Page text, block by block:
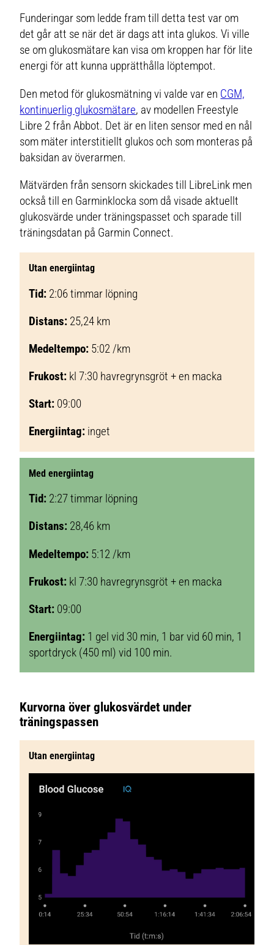
Funderingar som ledde fram till detta test var om
det går att se när det är dags att inta glukos. Vi ville
se om glukosmätare kan visa om kroppen har för lite
energi för att kunna upprätthålla löptempot.
Den metod för glukosmätning vi valde var en CGM,
kontinuerlig glukosmätare, av modellen Freestyle
Libre 2 från Abbot. Det är en liten sensor med en nål
som mäter interstitiellt glukos och som monteras på
baksidan av överarmen.
Mätvärden från sensorn skickades till LibreLink men
också till en Garminklocka som då visade aktuellt
glukosvärde under träningspasset och sparade till
träningsdatan på Garmin Connect.
Utan energiintag
Tid: 2:06 timmar löpning
Distans: 25,24 km
Medeltempo: 5:02 /km
Frukost: kl 7:30 havregrynsgröt + en macka
Start: 09:00
Energiintag: inget
Med energiintag
Tid: 2:27 timmar löpning
Distans: 28,46 km
Medeltempo: 5:12 /km
Frukost: kl 7:30 havregrynsgröt + en macka
Start: 09:00
Energiintag: 1 gel vid 30 min, 1 bar vid 60 min, 1
sportdryck (450 ml) vid 100 min.
Kurvorna över glukosvärdet under
träningspassen
Utan energiintag